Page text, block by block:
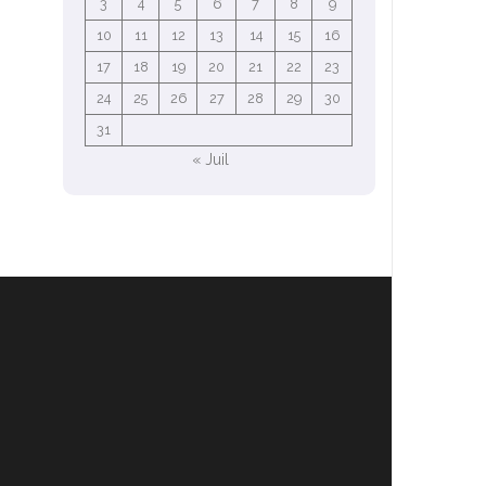
3
4 5 6 7 8
9
10
11 12 13 14 15
16
17
18 19 20 21 22
23
24
25 26 27 28 29
30
31
« Juil